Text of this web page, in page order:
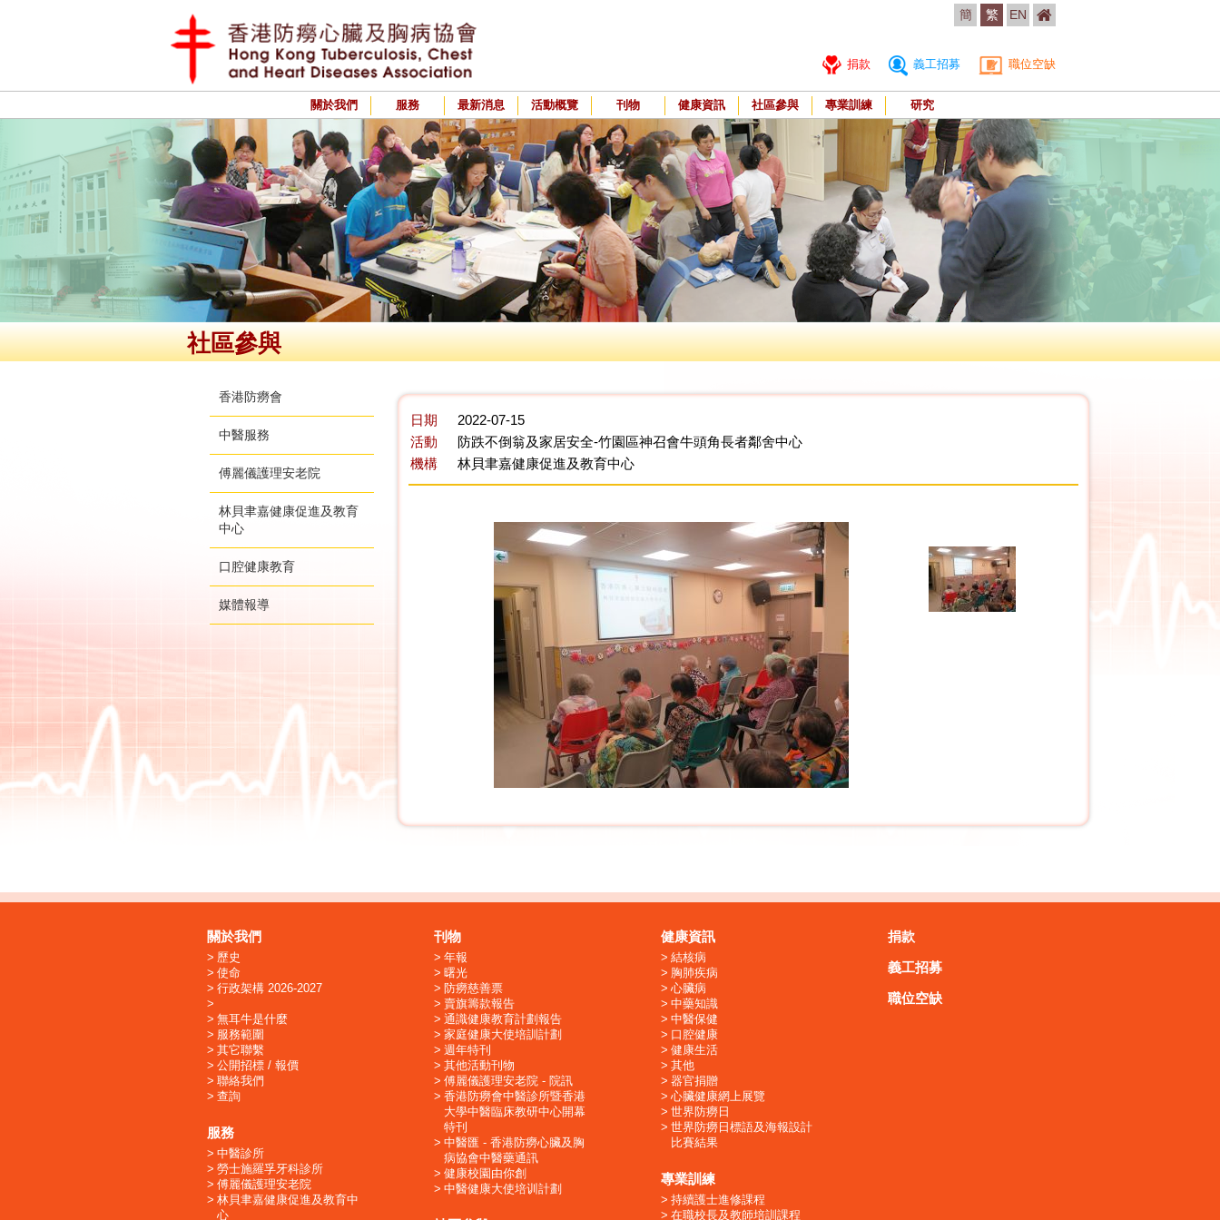
簡 繁 EN
捐款 義工招募 職位空缺
關於我們 服務 最新消息 活動概覽 刊物 健康資訊 社區參與 專業訓練 研究
社區參與
香港防癆會
中醫服務
傅麗儀護理安老院
林貝聿嘉健康促進及教育
中心
口腔健康教育
媒體報導
日期
2022-07-15
活動
防跌不倒翁及家居安全-竹園區神召會牛頭角長者鄰舍中心
機構
林貝聿嘉健康促進及教育中心
關於我們
歷史
使命
行政架構 2026-2027
無耳牛是什麼
服務範圍
其它聯繫
公開招標 / 報價
聯絡我們
查詢
服務
中醫診所
勞士施羅孚牙科診所
傅麗儀護理安老院
林貝聿嘉健康促進及教育中
心
刊物
年報
曙光
防癆慈善票
賣旗籌款報告
通識健康教育計劃報告
家庭健康大使培訓計劃
週年特刊
其他活動刊物
傅麗儀護理安老院 - 院訊
香港防癆會中醫診所暨香港
大學中醫臨床教研中心開幕
特刊
中醫匯 - 香港防癆心臟及胸
病協會中醫藥通訊
健康校園由你創
中醫健康大使培训計劃
健康資訊
結核病
胸肺疾病
心臟病
中藥知識
中醫保健
口腔健康
健康生活
其他
器官捐贈
心臟健康網上展覽
世界防癆日
世界防癆日標語及海報設計
比賽結果
專業訓練
持續護士進修課程
在職校長及教師培訓課程
捐款
義工招募
職位空缺